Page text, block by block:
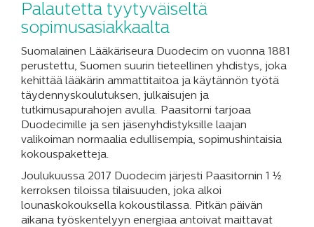
Palautetta tyytyväiseltä
sopimusasiakkaalta
Suomalainen Lääkäriseura Duodecim on vuonna 1881
perustettu, Suomen suurin tieteellinen yhdistys, joka
kehittää lääkärin ammattitaitoa ja käytännön työtä
täydennyskoulutuksen, julkaisujen ja
tutkimusapurahojen avulla. Paasitorni tarjoaa
Duodecimille ja sen jäsenyhdistyksille laajan
valikoiman normaalia edullisempia, sopimushintaisia
kokouspaketteja.
Joulukuussa 2017 Duodecim järjesti Paasitornin 1 ½
kerroksen tiloissa tilaisuuden, joka alkoi
lounaskokouksella kokoustilassa. Pitkän päivän
aikana työskentelyyn energiaa antoivat maittavat